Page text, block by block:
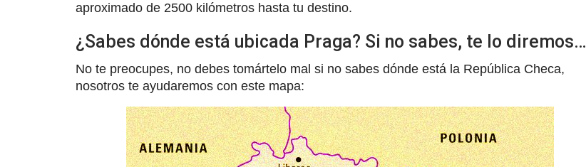
aproximado de 2500 kilómetros hasta tu destino.
¿Sabes dónde está ubicada Praga? Si no sabes, te lo diremos…
No te preocupes, no debes tomártelo mal si no sabes dónde está la República Checa,
nosotros te ayudaremos con este mapa: